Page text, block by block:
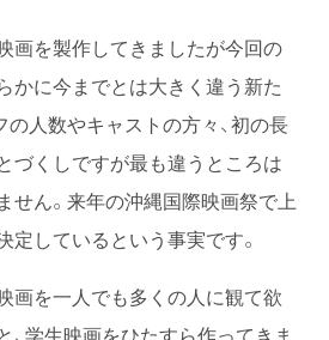
画を製作してきましたが今回の
かに今までとは大きく違う新た
の人数やキャストの方々、初の長
づくしですが最も違うところは
せん。来年の沖縄国際映画祭で上
しているという事実です。
画を一人でも多くの人に観て欲
、学生映画をひたすら作ってきま